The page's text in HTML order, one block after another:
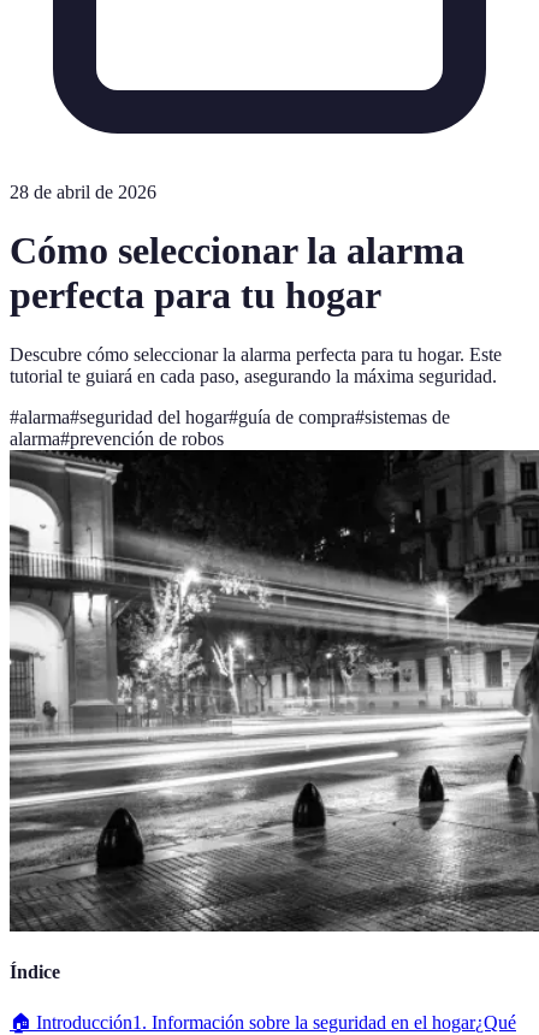
28 de abril de 2026
Cómo seleccionar la alarma
perfecta para tu hogar
Descubre cómo seleccionar la alarma perfecta para tu hogar. Este
tutorial te guiará en cada paso, asegurando la máxima seguridad.
#alarma#seguridad del hogar#guía de compra#sistemas de
alarma#prevención de robos
Índice
🏠 Introducción1. Información sobre la seguridad en el hogar¿Qué